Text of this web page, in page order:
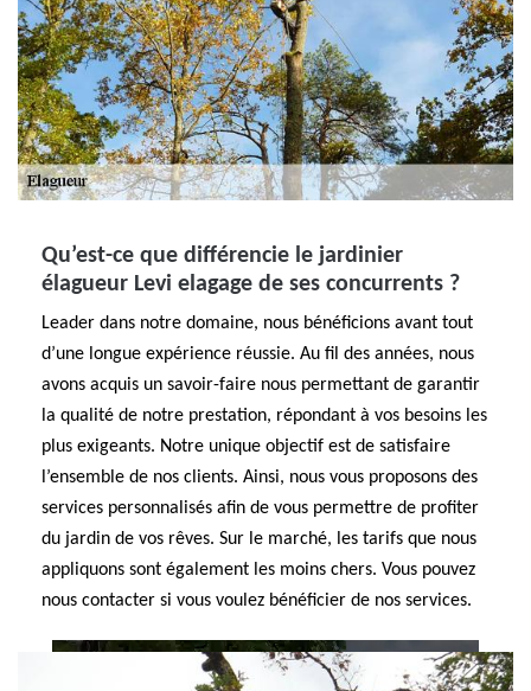
Qu’est-ce que différencie le jardinier
élagueur Levi elagage de ses concurrents ?
Leader dans notre domaine, nous bénéficions avant tout
d’une longue expérience réussie. Au fil des années, nous
avons acquis un savoir-faire nous permettant de garantir
la qualité de notre prestation, répondant à vos besoins les
plus exigeants. Notre unique objectif est de satisfaire
l’ensemble de nos clients. Ainsi, nous vous proposons des
services personnalisés afin de vous permettre de profiter
du jardin de vos rêves. Sur le marché, les tarifs que nous
appliquons sont également les moins chers. Vous pouvez
nous contacter si vous voulez bénéficier de nos services.